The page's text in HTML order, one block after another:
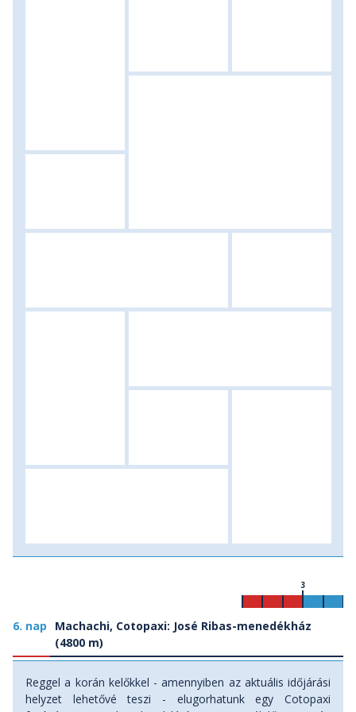
6. nap
Machachi, Cotopaxi: José Ribas-menedékház
(4800 m)
3
Reggel a korán kelőkkel - amennyiben az aktuális időjárási
helyzet lehetővé teszi - elugorhatunk egy Cotopaxi